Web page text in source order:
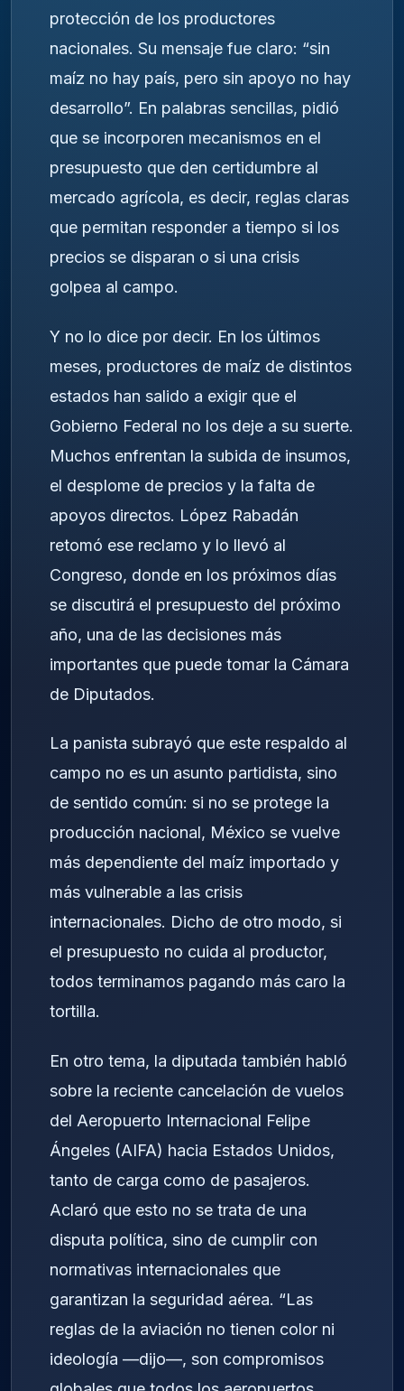
protección de los productores
nacionales. Su mensaje fue claro: “sin
maíz no hay país, pero sin apoyo no hay
desarrollo”. En palabras sencillas, pidió
que se incorporen mecanismos en el
presupuesto que den certidumbre al
mercado agrícola, es decir, reglas claras
que permitan responder a tiempo si los
precios se disparan o si una crisis
golpea al campo.
Y no lo dice por decir. En los últimos
meses, productores de maíz de distintos
estados han salido a exigir que el
Gobierno Federal no los deje a su suerte.
Muchos enfrentan la subida de insumos,
el desplome de precios y la falta de
apoyos directos. López Rabadán
retomó ese reclamo y lo llevó al
Congreso, donde en los próximos días
se discutirá el presupuesto del próximo
año, una de las decisiones más
importantes que puede tomar la Cámara
de Diputados.
La panista subrayó que este respaldo al
campo no es un asunto partidista, sino
de sentido común: si no se protege la
producción nacional, México se vuelve
más dependiente del maíz importado y
más vulnerable a las crisis
internacionales. Dicho de otro modo, si
el presupuesto no cuida al productor,
todos terminamos pagando más caro la
tortilla.
En otro tema, la diputada también habló
sobre la reciente cancelación de vuelos
del Aeropuerto Internacional Felipe
Ángeles (AIFA) hacia Estados Unidos,
tanto de carga como de pasajeros.
Aclaró que esto no se trata de una
disputa política, sino de cumplir con
normativas internacionales que
garantizan la seguridad aérea. “Las
reglas de la aviación no tienen color ni
ideología —dijo—, son compromisos